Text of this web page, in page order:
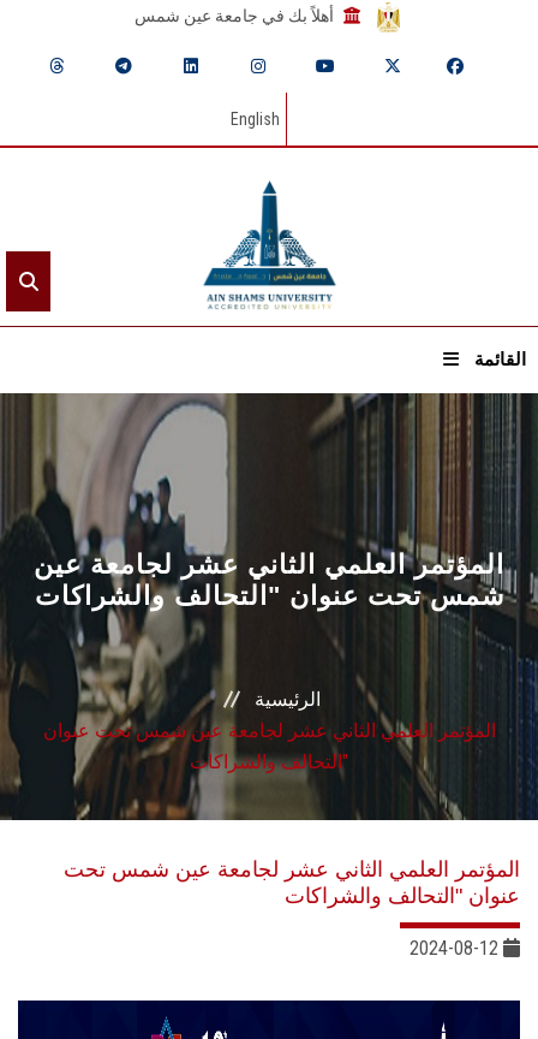
أهلاً بك في جامعة عين شمس
English
القائمة
عن الجامعة
القطاعـات
الشئون الأكاديمية
البحث العلمي
الرعاية الصحية
المراكز والوحدات
الأنظمة الذكية
المؤتمر العلمي الثاني عشر لجامعة عين
شمس تحت عنوان "التحالف ‏والشراكات
الرئيسية
المؤتمر العلمي الثاني عشر لجامعة عين شمس تحت عنوان
"التحالف ‏والشراكات
المؤتمر العلمي الثاني عشر لجامعة عين شمس تحت
عنوان "التحالف ‏والشراكات